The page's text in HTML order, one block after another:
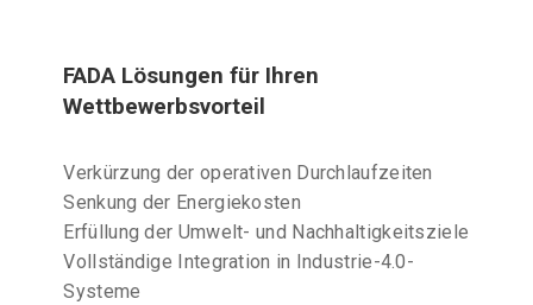
FADA Lösungen für Ihren
Wettbewerbsvorteil
Verkürzung der operativen Durchlaufzeiten
Senkung der Energiekosten
Erfüllung der Umwelt- und Nachhaltigkeitsziele
Vollständige Integration in Industrie-4.0-
Systeme